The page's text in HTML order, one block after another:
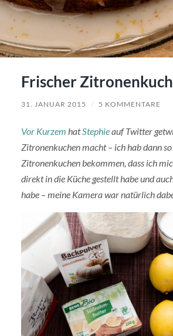
Frischer
31. JANUAR 2015 / 5 KOMMENTARE
Vor Kurzem hatStephieauf Twitter
Zitronenkuchen macht – ich hab dann
Zitronenkuchen bekommen, dass ich
direkt in die Küche gestellt habe und
habe – meine Kamera war natürlich